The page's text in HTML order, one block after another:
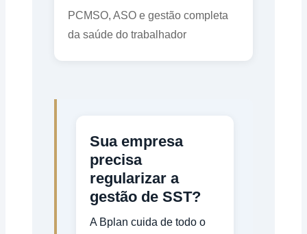
PCMSO, ASO e gestão completa
da saúde do trabalhador
Sua empresa
precisa
regularizar a
gestão de SST?
A Bplan cuida de todo o